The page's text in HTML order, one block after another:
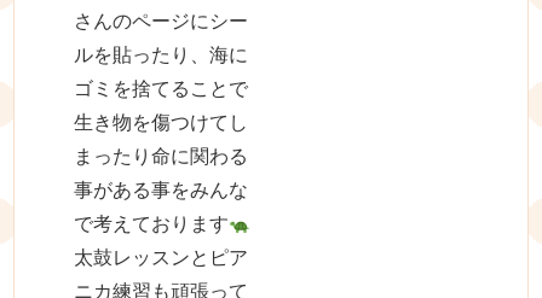
さんのページにシー
ルを貼ったり、海に
ゴミを捨てることで
生き物を傷つけてし
まったり命に関わる
事がある事をみんな
で考えております
太鼓レッスンとピア
ニカ練習も頑張って